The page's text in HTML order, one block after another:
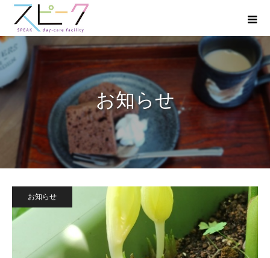
お知らせ
お知らせ